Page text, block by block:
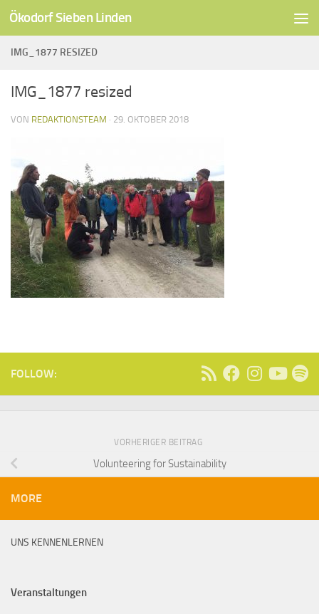
Unter dem Inhalt
Ökodorf Sieben Linden
IMG_1877 RESIZED
IMG_1877 resized
VON REDAKTIONSTEAM · 29. OKTOBER 2018
FOLLOW:
VORHERIGER BEITRAG
Volunteering for Sustainability
MORE
UNS KENNENLERNEN
Veranstaltungen